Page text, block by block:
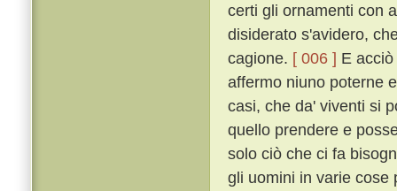
certi gli ornamenti con
disiderato s'avidero,
cagione. [ 006 ] E
affermo niuno poterne
casi, che da' viventi si
quello prendere e
solo ciò che ci fa
gli uomini in varie cose